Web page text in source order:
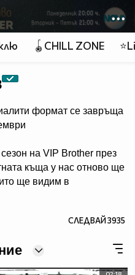
🪀CHILL ZONE
формат се завръща
на VIP Brother през
къща у нас отново ще
ще видим в
в ефира през
в ръцете на
СЛЕДВАЙ3935